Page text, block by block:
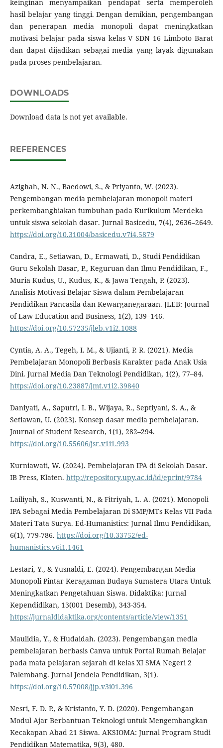
keinginan menyampaikan pendapat serta memperoleh
hasil belajar yang tinggi. Dengan demikian, pengembangan
dan penerapan media monopoli dapat meningkatkan
motivasi belajar pada siswa kelas V SDN 16 Limboto Barat
dan dapat dijadikan sebagai media yang layak digunakan
pada proses pembelajaran.
DOWNLOADS
Download data is not yet available.
REFERENCES
Azighah, N. N., Baedowi, S., & Priyanto, W. (2023).
Pengembangan media pembelajaran monopoli materi
perkembangbiakan tumbuhan pada Kurikulum Merdeka
untuk siswa sekolah dasar. Jurnal Basicedu, 7(4), 2636–2649.
https://doi.org/10.31004/basicedu.v7i4.5879
Candra, E., Setiawan, D., Ermawati, D., Studi Pendidikan
Guru Sekolah Dasar, P., Keguruan dan Ilmu Pendidikan, F.,
Muria Kudus, U., Kudus, K., & Jawa Tengah, P. (2023).
Analisis Motivasi Belajar Siswa dalam Pembelajaran
Pendidikan Pancasila dan Kewarganegaraan. JLEB: Journal
of Law Education and Business, 1(2), 139–146.
https://doi.org/10.57235/jleb.v1i2.1088
Cyntia, A. A., Tegeh, I. M., & Ujianti, P. R. (2021). Media
Pembelajaran Monopoli Berbasis Karakter pada Anak Usia
Dini. Jurnal Media Dan Teknologi Pendidikan, 1(2), 77–84.
https://doi.org/10.23887/jmt.v1i2.39840
Daniyati, A., Saputri, I. B., Wijaya, R., Septiyani, S. A., &
Setiawan, U. (2023). Konsep dasar media pembelajaran.
Journal of Student Research, 1(1), 282–294.
https://doi.org/10.55606/jsr.v1i1.993
Kurniawati, W. (2024). Pembelajaran IPA di Sekolah Dasar.
IB Press, Klaten. http://repository.upy.ac.id/id/eprint/9784
Lailiyah, S., Kuswanti, N., & Fitriyah, L. A. (2021). Monopoli
IPA Sebagai Media Pembelajaran Di SMP/MTs Kelas VII Pada
Materi Tata Surya. Ed-Humanistics: Jurnal Ilmu Pendidikan,
6(1), 779-786. https://doi.org/10.33752/ed-
humanistics.v6i1.1461
Lestari, Y., & Yusnaldi, E. (2024). Pengembangan Media
Monopoli Pintar Keragaman Budaya Sumatera Utara Untuk
Meningkatkan Pengetahuan Siswa. Didaktika: Jurnal
Kependidikan, 13(001 Desemb), 343-354.
https://jurnaldidaktika.org/contents/article/view/1351
Maulidia, Y., & Hudaidah. (2023). Pengembangan media
pembelajaran berbasis Canva untuk Portal Rumah Belajar
pada mata pelajaran sejarah di kelas XI SMA Negeri 2
Palembang. Jurnal Jendela Pendidikan, 3(1).
https://doi.org/10.57008/jjp.v3i01.396
Nesri, F. D. P., & Kristanto, Y. D. (2020). Pengembangan
Modul Ajar Berbantuan Teknologi untuk Mengembangkan
Kecakapan Abad 21 Siswa. AKSIOMA: Jurnal Program Studi
Pendidikan Matematika, 9(3), 480.